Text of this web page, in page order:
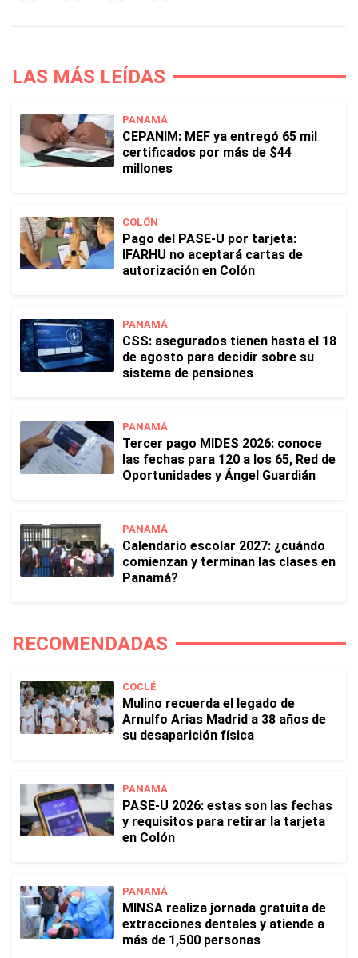
LAS MÁS LEÍDAS
PANAMÁ
CEPANIM: MEF ya entregó 65 mil
certificados por más de $44
millones
COLÓN
Pago del PASE-U por tarjeta:
IFARHU no aceptará cartas de
autorización en Colón
PANAMÁ
CSS: asegurados tienen hasta el 18
de agosto para decidir sobre su
sistema de pensiones
PANAMÁ
Tercer pago MIDES 2026: conoce
las fechas para 120 a los 65, Red de
Oportunidades y Ángel Guardián
PANAMÁ
Calendario escolar 2027: ¿cuándo
comienzan y terminan las clases en
Panamá?
RECOMENDADAS
COCLÉ
Mulino recuerda el legado de
Arnulfo Arias Madrid a 38 años de
su desaparición física
PANAMÁ
PASE-U 2026: estas son las fechas
y requisitos para retirar la tarjeta
en Colón
PANAMÁ
MINSA realiza jornada gratuita de
extracciones dentales y atiende a
más de 1,500 personas